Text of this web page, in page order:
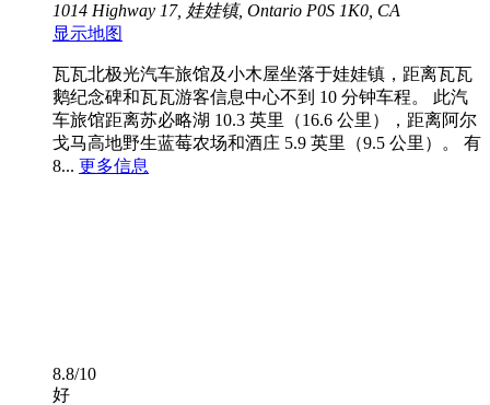
1014 Highway 17, 娃娃镇, Ontario P0S 1K0, CA
显示地图
瓦瓦北极光汽车旅馆及小木屋坐落于娃娃镇，距离瓦瓦
鹅纪念碑和瓦瓦游客信息中心不到 10 分钟车程。 此汽
车旅馆距离苏必略湖 10.3 英里（16.6 公里），距离阿尔
戈马高地野生蓝莓农场和酒庄 5.9 英里（9.5 公里）。 有
8... 更多信息
8.8/10
好